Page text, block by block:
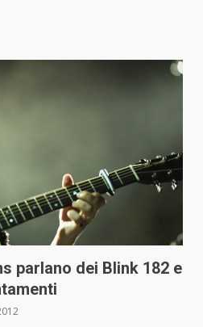
parlano dei Blink 182 e